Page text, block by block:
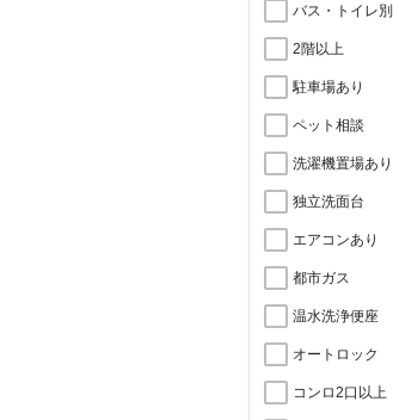
バス・トイレ別
2階以上
駐車場あり
ペット相談
洗濯機置場あり
独立洗面台
エアコンあり
都市ガス
温水洗浄便座
オートロック
コンロ2口以上